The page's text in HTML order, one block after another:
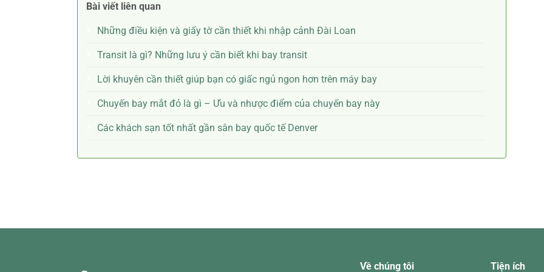
Bài viết liên quan
Những điều kiện và giấy tờ cần thiết khi nhập cảnh Đài Loan
Transit là gì? Những lưu ý cần biết khi bay transit
Lời khuyên cần thiết giúp bạn có giấc ngủ ngon hơn trên máy bay
Chuyến bay mắt đỏ là gì – Ưu và nhược điểm của chuyến bay này
Các khách sạn tốt nhất gần sân bay quốc tế Denver
Về chúng tôi Tiện ích